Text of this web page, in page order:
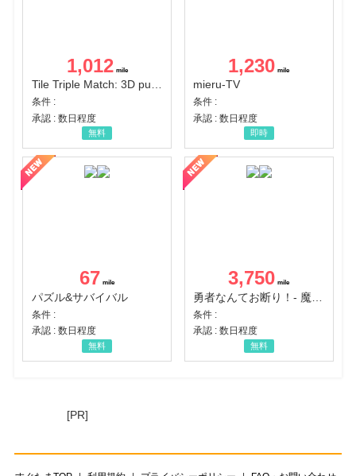
1,012
Tile Triple Match: 3D puzzle
条件 :
承認 : 数日程度
無料
1,230
mieru-TV
条件 :
承認 : 数日程度
即時
67
パズル&サバイバル
条件 :
承認 : 数日程度
無料
3,750
条件 :
承認 : 数日程度
無料
[PR]